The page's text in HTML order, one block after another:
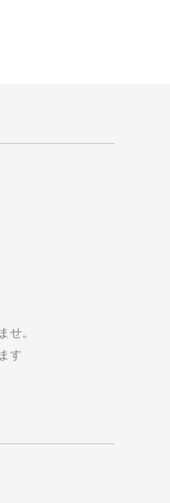
せ。
す